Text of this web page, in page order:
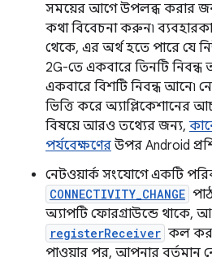
সময়ের আগে উপলব্ধ করার
কথা বিবেচনা করুন৷
থেকে, এর অর্থ হতে পারে যে
2G-তে একবারে তিনটি
একবারে বিশটি নিবন্ধ আনে৷
ভিত্তি করে অ্যাপ্লিকেশানের
বিষয়ে আরও তথ্যের জন্য,
পর্যবেক্ষণের উপর Android
নেটওয়ার্ক সংযোগে একটি
CONNECTIVITY_CHANGE
অ্যাপটি ফোরগ্রাউন্ডে থাকে,
registerReceiver কল
পাওয়ার পর, আপনার বর্তমান